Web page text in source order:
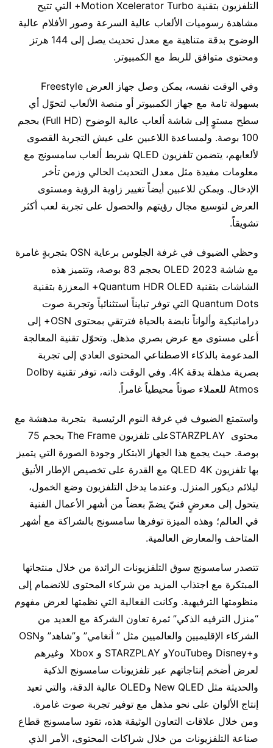
التلفزيون بتقنية Motion Xcelerator Turbo+ التي تتيح
مشاهدة رسوميات الألعاب عالية السرعة وصور الأفلام عالية
الوضوح بدقة متناهية مع معدل تحديث يصل إلى 144 هرتز
ومحتوى متوافق للربط مع الكمبيوتر.
وفي الوقت نفسه، يمكن وصل جهاز العرض Freestyle
بسهولة تامة مع جهاز الكمبيوتر أو منصة الألعاب لتحوّل أي
سطح مستوٍ إلى شاشة ألعاب عالية الوضوح (Full HD) بحجم
100 بوصة. ولمساعدة اللاعبين على عيش التجربة القصوى
لألعابهم، يتضمن تلفزيون QLED شريط ألعاب سامسونج مع
معلومات مفيدة مثل معدل التحديث الحالي وزمن تأخر
الإدخال. ويمكن للاعبين أيضاً تغيير زاوية الرؤية ومستوى
العرض لتوسيع مجال رؤيتهم والحصول على تجربة لعب أكثر
تشويقاً.
وحظي الضيوف في غرفة الجلوس برعاية OSN بتجربةٍ غامرة
مع شاشة 2023 OLED بحجم 83 بوصة، وتتميز هذه
الشاشات بتقنية Quantum HDR OLED+ المعززة بتقنية
Quantum Dots التي توفر تبايناً استثنائياً وتجربة صوت
دراماتيكية وألواناً نابضة بالحياة فترتقي بمحتوى OSN+ إلى
أعلى مستوى مع عرض بصري مذهل. وتحوّل تقنية المعالجة
المدعومة بالذكاء الاصطناعي المحتوى العادي إلى تجربة
بصرية مذهلة بدقة 4K. وفي الوقت ذاته، توفر تقنية Dolby
Atmos للعملاء صوتاً محيطياً غامراً.
واستمتع الضيوف في غرفة النوم الرئيسية بتجربة مدهشة مع
محتوى STARZPLAYعلى تلفزيون The Frame بحجم 75
بوصة. حيث يجمع هذا الجهاز الابتكار وجودة الصورة التي يتميز
بها تلفزيون QLED 4K مع القدرة على تخصيص الإطار الأنيق
ليلائم ديكور المنزل. وعندما يدخل التلفزيون وضع الخمول،
يتحول إلى معرضٍ فنيّ يضمّ بعضاً من أشهر الأعمال الفنية
في العالم؛ وهذه الميزة توفرها سامسونج بالشراكة مع أشهر
المتاحف والمعارض العالمية.
تتصدر سامسونج سوق التلفزيونات الرائدة من خلال منتجاتها
المبتكرة مع اجتذاب المزيد من شركاء المحتوى للانضمام إلى
منظومتها الترفيهية. وكانت الفعالية التي نظمتها لعرض مفهوم
“منزل الترفيه الذكي” ثمرة تعاون الشركة مع العديد من
الشركاء الإقليميين والعالميين مثل ” أنغامي” و”شاهد” وOSN
و+Disney وYouTubeو STARZPLAY و Xbox وغيرهم
لعرض أضخم إنتاجاتهم عبر تلفزيونات سامسونج الذكية
والحديثة مثل New QLED وOLED عالية الدقة، والتي تعيد
إنتاج الألوان على نحو مذهل مع توفير تجربة صوت غامرة.
ومن خلال علاقات التعاون الوثيقة هذه، تقود سامسونج قطاع
صناعة التلفزيونات من خلال شراكات المحتوى، الأمر الذي